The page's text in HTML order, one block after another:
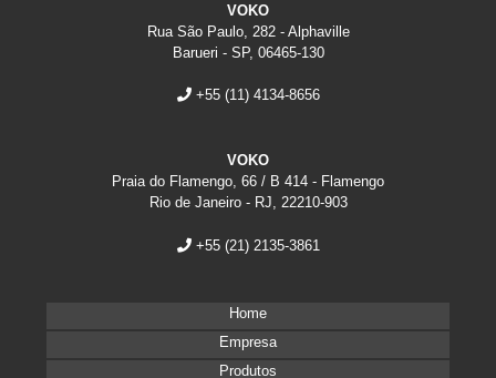
VOKO
Rua São Paulo, 282 - Alphaville
Barueri - SP, 06465-130
+55 (11) 4134-8656
VOKO
Praia do Flamengo, 66 / B 414 - Flamengo
Rio de Janeiro - RJ, 22210-903
+55 (21) 2135-3861
Home
Empresa
Produtos